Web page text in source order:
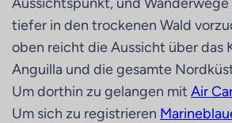
tiefer in den trockenen Wald
oben reicht die Aussicht über das
Anguilla und die gesamte
Um dorthin zu gelangen mit Air
Um sich zu registrieren